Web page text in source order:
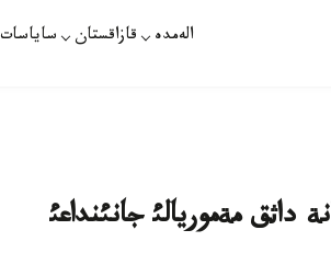
الەمدە قازاقستان ساياسات
مةموريالئ جانئنداعئ